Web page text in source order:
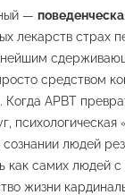
—
лекарств страх
средством
Когда АРВТ
психологическая
людей
как самих людей
жизни